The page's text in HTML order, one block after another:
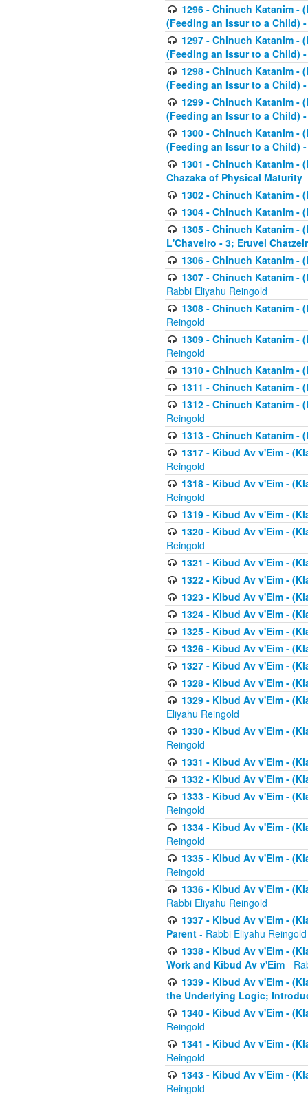
1296 - Chinuch Katanim -
(Feeding an Issur to a Child)
1297 - Chinuch Katanim -
(Feeding an Issur to a Child)
1298 - Chinuch Katanim -
(Feeding an Issur to a Child)
1299 - Chinuch Katanim -
(Feeding an Issur to a Child)
1300 - Chinuch Katanim -
(Feeding an Issur to a Child)
1301 - Chinuch Katanim -
Chazaka of Physical Maturity
1302 - Chinuch Katanim -
1304 - Chinuch Katanim -
1305 - Chinuch Katanim -
L'Chaveiro - 3; Eruvei
1306 - Chinuch Katanim -
1307 - Chinuch Katanim -
Rabbi Eliyahu Reingold
1308 - Chinuch Katanim -
Reingold
1309 - Chinuch Katanim -
Reingold
1310 - Chinuch Katanim -
1311 - Chinuch Katanim -
1312 - Chinuch Katanim -
Reingold
1313 - Chinuch Katanim -
1317 - Kibud Av v'Eim -
Reingold
1318 - Kibud Av v'Eim -
Reingold
1319 - Kibud Av v'Eim -
1320 - Kibud Av v'Eim -
Reingold
1321 - Kibud Av v'Eim -
1322 - Kibud Av v'Eim -
1323 - Kibud Av v'Eim -
1324 - Kibud Av v'Eim -
1325 - Kibud Av v'Eim -
1326 - Kibud Av v'Eim -
1327 - Kibud Av v'Eim -
1328 - Kibud Av v'Eim -
1329 - Kibud Av v'Eim -
Eliyahu Reingold
1330 - Kibud Av v'Eim -
Reingold
1331 - Kibud Av v'Eim -
1332 - Kibud Av v'Eim -
1333 - Kibud Av v'Eim -
Reingold
1334 - Kibud Av v'Eim -
Reingold
1335 - Kibud Av v'Eim -
Reingold
1336 - Kibud Av v'Eim -
Rabbi Eliyahu Reingold
1337 - Kibud Av v'Eim -
Parent - Rabbi Eliyahu Reingold
1338 - Kibud Av v'Eim -
Work and Kibud Av v'Eim -
1339 - Kibud Av v'Eim -
the Underlying Logic;
1340 - Kibud Av v'Eim -
Reingold
1341 - Kibud Av v'Eim -
Reingold
1343 - Kibud Av v'Eim -
Reingold